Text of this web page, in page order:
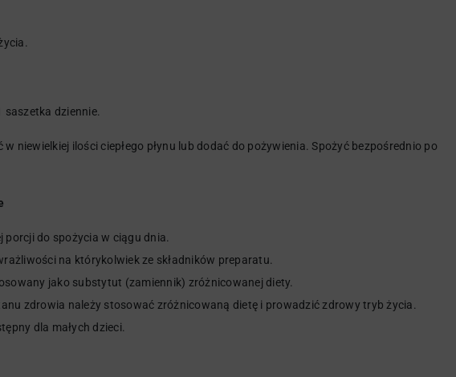
saszetka dziennie.
niewielkiej ilości ciepłego płynu lub dodać do pożywienia. Spożyć bezpośrednio po
porcji do spożycia w ciągu dnia.
na którykolwiek ze składników preparatu.
jako substytut (zamiennik) zróżnicowanej diety.
zdrowia należy stosować zróżnicowaną dietę i prowadzić zdrowy tryb życia.
dla małych dzieci.